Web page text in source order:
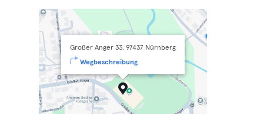
Großer Anger 33, 97437 Nürnberg
Wegbeschreibung